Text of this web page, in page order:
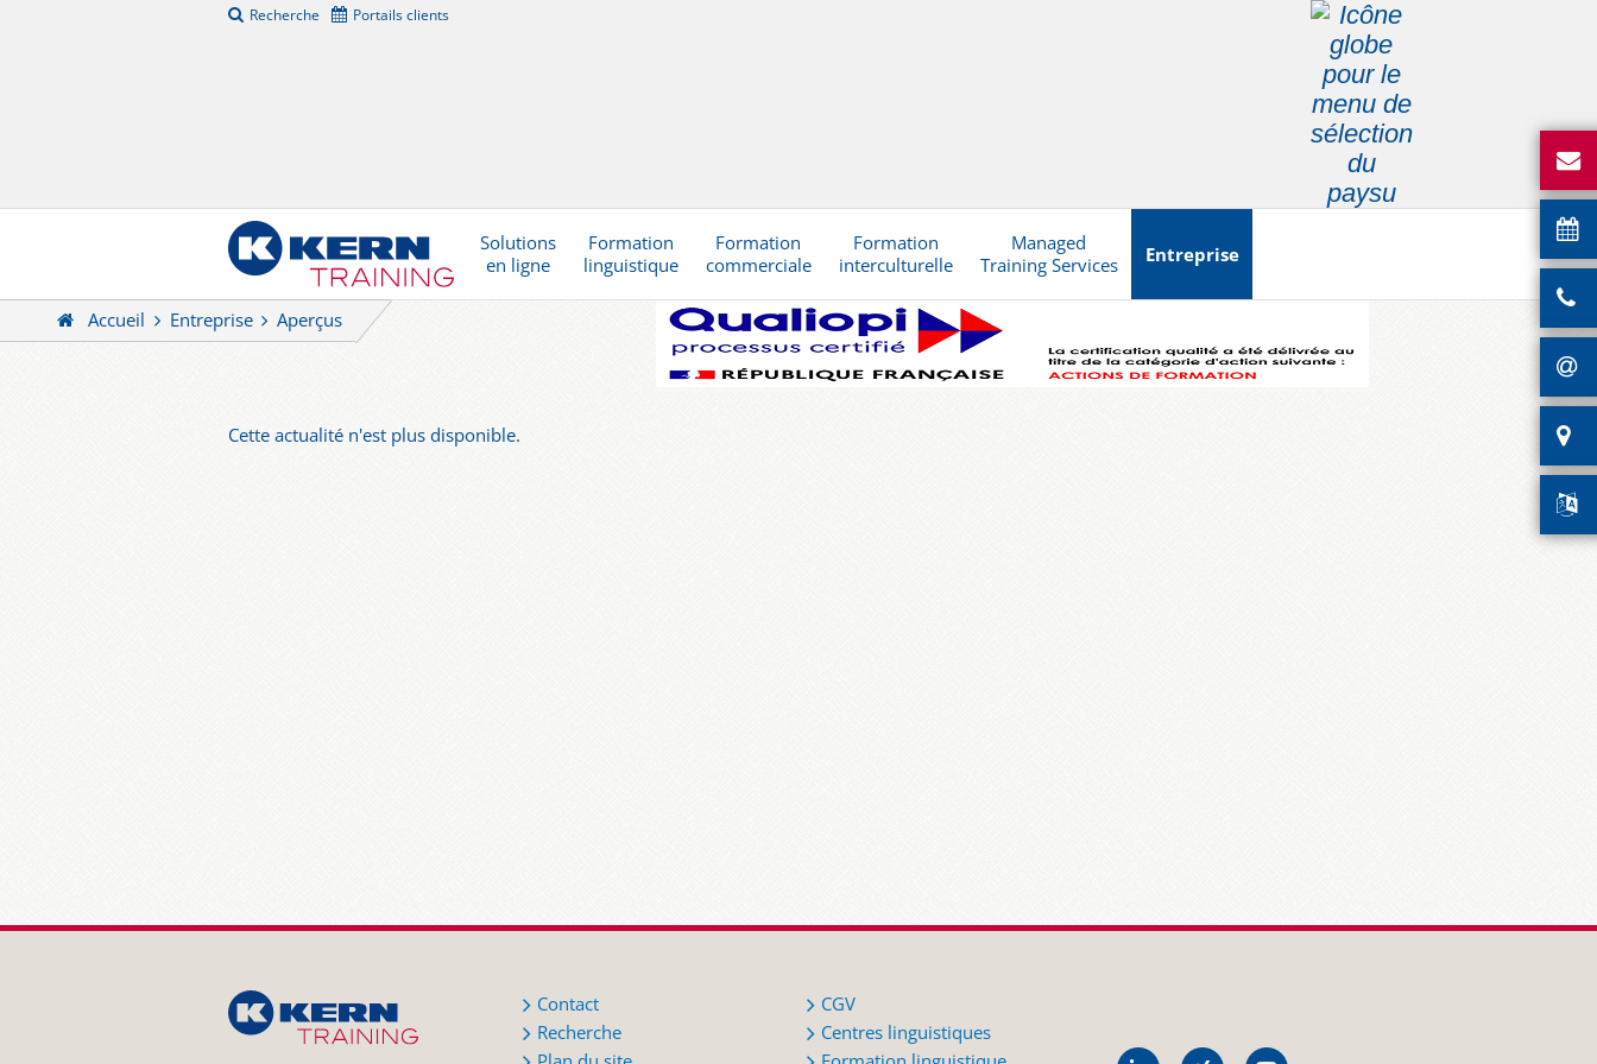
Recherche Portails clients
Solutions
en ligne
Formation
linguistique
Formation
commerciale
Formation
interculturelle
Managed
Training Services
Entreprise
Accueil Entreprise Aperçus
Cette actualité n'est plus disponible.
Contact
Recherche
CGV
Centres linguistiques